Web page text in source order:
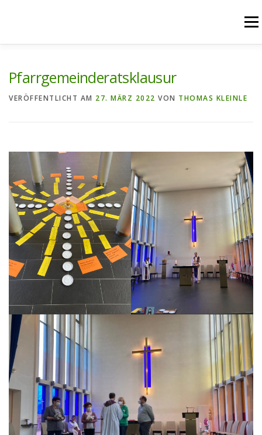
Menü
RÜCKBLICK KONTAKT
Pfarrgemeinderatsklausur
VERÖFFENTLICHT AM 27. MÄRZ 2022 VON THOMAS KLEINLE